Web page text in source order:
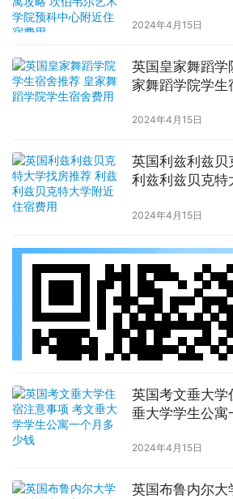
2024年4月15日
英国皇家舞蹈学
家舞蹈学院学生
2024年4月15日
英国利兹利兹贝
利兹利兹贝克特
2024年4月15日
英国考文垂大学
垂大学学生公寓
2024年4月15日
英国布鲁内尔大